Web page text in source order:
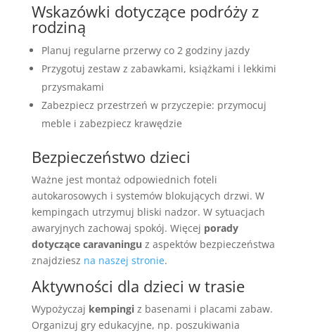
Wskazówki dotyczące podróży z
rodziną
Planuj regularne przerwy co 2 godziny jazdy
Przygotuj zestaw z zabawkami, książkami i lekkimi
przysmakami
Zabezpiecz przestrzeń w przyczepie: przymocuj
meble i zabezpiecz krawędzie
Bezpieczeństwo dzieci
Ważne jest montaż odpowiednich foteli
autokarosowych i systemów blokujących drzwi. W
kempingach utrzymuj bliski nadzor. W sytuacjach
awaryjnych zachowaj spokój. Więcej porady
dotyczące caravaningu z aspektów bezpieczeństwa
znajdziesz na naszej stronie.
Aktywności dla dzieci w trasie
Wypożyczaj kempingiz basenami i placami zabaw.
Organizuj gry edukacyjne, np. poszukiwania